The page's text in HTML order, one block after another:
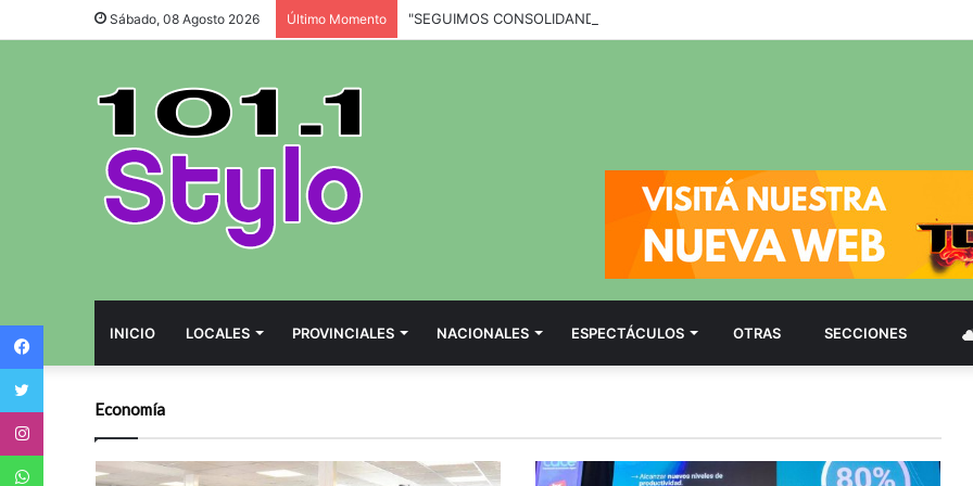
Sábado, 08 Agosto 2026 Último Momento
INICIO LOCALES PROVINCIALES NACIONALES ESPECTÁCULOS OTRAS SECCIONES
Economía
Twitter
Instagram